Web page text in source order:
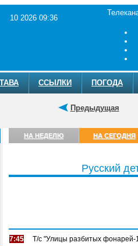
10 2026 09:36
ССЫЛКИ ПОГОДА
Предыдущая
НА НЕДЕЛЮ НА СЕГОДНЯ
Русский
7:45
Т/с "Улицы разбитых фонарей-